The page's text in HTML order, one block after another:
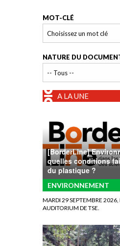
MOT-CLÉ
NATURE DU
A LA UNE
[BorderLine]
quelles conditions
du plastique ?
ENVIRONNEMENT
MARDI 29 SEPTEMBRE
AUDITORIUM DE TSE.